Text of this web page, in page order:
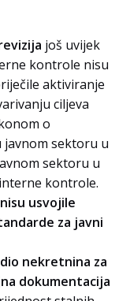
još uvijek
kontrole nisu
aktiviranje
ciljeva
o
sektoru u
sektoru u
kontrole.
usvojile
za javni
nekretnina za
dokumentacija